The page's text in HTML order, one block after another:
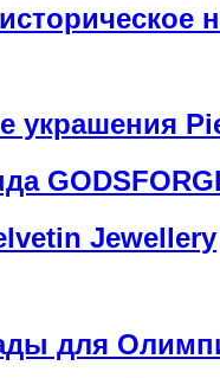
украшения
Jewellery
для